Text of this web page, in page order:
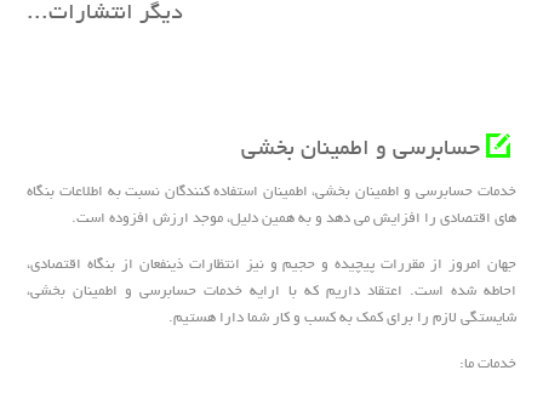
دیگر انتشارات...
حسابرسی و اطمینان بخشی
خدمات حسابرسی و اطمینان بخشی، اطمینان استفاده کنندگان نسبت به اطلاعات بنگاه
های اقتصادی را افزایش می دهد و به همین دلیل، موجد ارزش افزوده است.
جهان امروز از مقررات پیچیده و حجیم و نیز انتظارات ذینفعان از بنگاه اقتصادی،
احاطه شده است. اعتقاد داریم که با ارایه خدمات حسابرسی و اطمینان بخشی،
شایستگی لازم را برای کمک به کسب و کار شما دارا هستیم.
خدمات ما: